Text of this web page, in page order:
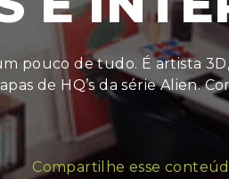
pouco de tudo. É artista
de HQ’s da série Alien.
Compartilhe esse